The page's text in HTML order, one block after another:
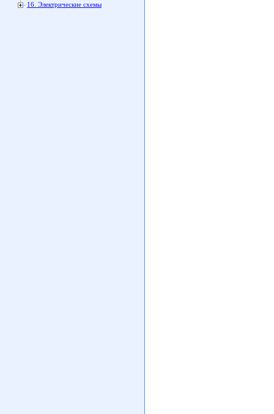
16. Электрические схемы